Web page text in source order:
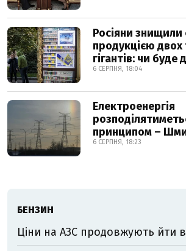
Росіяни знищили
продукцією
гігантів: чи буде
6 СЕРПНЯ, 18:04
Електроенергія
принципом –
6 СЕРПНЯ, 18:23
БЕНЗИН
Ціни на АЗС продовжують йти